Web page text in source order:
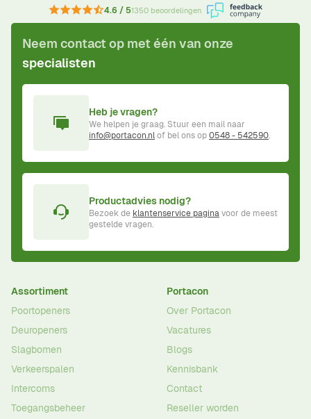
4.6 / 51350 beoordelingen
Neem contact op met één van onze
specialisten
Heb je vragen?
We helpen je graag. Stuur een mail naar
info@portacon.nlof bel ons op0548 - 542590.
Productadvies nodig?
Bezoek de klantenservice paginavoor de meest
gestelde vragen.
Assortiment
Poortopeners
Deuropeners
Slagbomen
Verkeerspalen
Intercoms
Toegangsbeheer
Portacon
Over Portacon
Vacatures
Blogs
Kennisbank
Contact
Reseller worden